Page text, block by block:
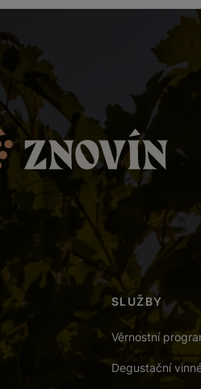
SLUŽBY
Věrnostní
Degustační